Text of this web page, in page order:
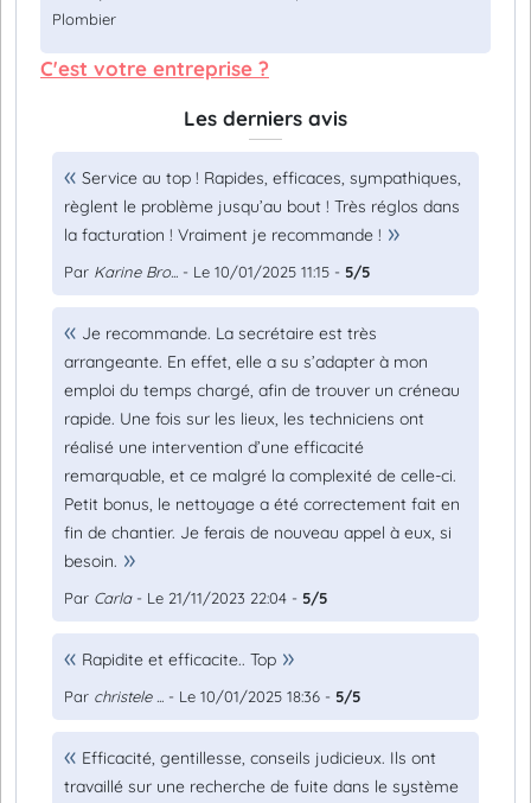
Plombier
C'est votre entreprise ?
Les derniers avis
Service au top ! Rapides, efficaces, sympathiques,
règlent le problème jusqu’au bout ! Très réglos dans
la facturation ! Vraiment je recommande !
Par Karine Bro... - Le 10/01/2025 11:15 - 5/5
Je recommande. La secrétaire est très
arrangeante. En effet, elle a su s’adapter à mon
emploi du temps chargé, afin de trouver un créneau
rapide. Une fois sur les lieux, les techniciens ont
réalisé une intervention d’une efficacité
remarquable, et ce malgré la complexité de celle-ci.
Petit bonus, le nettoyage a été correctement fait en
fin de chantier. Je ferais de nouveau appel à eux, si
besoin.
Par Carla- Le 21/11/2023 22:04 - 5/5
Rapidite et efficacite.. Top
Par christele ... - Le 10/01/2025 18:36 - 5/5
Efficacité, gentillesse, conseils judicieux. Ils ont
travaillé sur une recherche de fuite dans le système